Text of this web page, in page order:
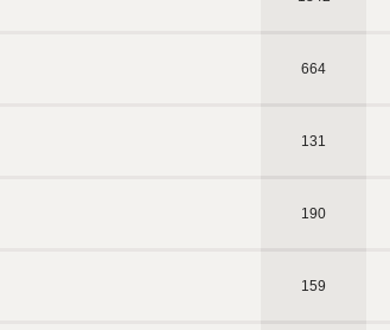
664
131
190
159